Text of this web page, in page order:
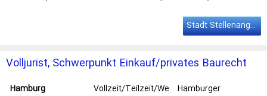
und hast eine intensive Beziehung
Stadt Stellenangebote
Volljurist, Schwerpunkt Einkauf/privates Baurecht
Hamburg
Vollzeit/Teilzeit/We
Hamburger